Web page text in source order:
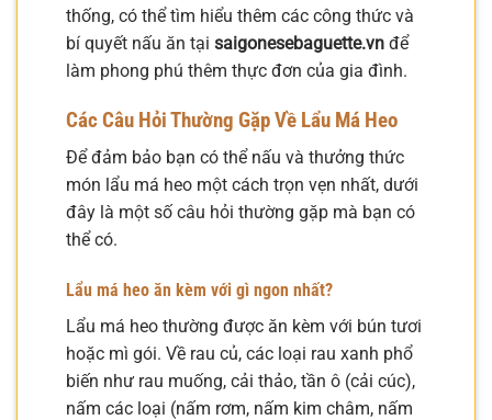
thống, có thể tìm hiểu thêm các công thức và
bí quyết nấu ăn tại saigonesebaguette.vn để
làm phong phú thêm thực đơn của gia đình.
Các Câu Hỏi Thường Gặp Về Lẩu Má Heo
Để đảm bảo bạn có thể nấu và thưởng thức
món lẩu má heo một cách trọn vẹn nhất, dưới
đây là một số câu hỏi thường gặp mà bạn có
thể có.
Lẩu má heo ăn kèm với gì ngon nhất?
Lẩu má heo thường được ăn kèm với bún tươi
hoặc mì gói. Về rau củ, các loại rau xanh phổ
biến như rau muống, cải thảo, tần ô (cải cúc),
nấm các loại (nấm rơm, nấm kim châm, nấm